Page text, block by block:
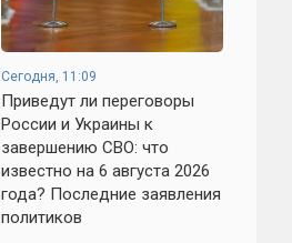
Сегодня, 11:09
Приведут ли переговоры
России и Украины к
завершению СВО: что
известно на 6 августа 2026
года? Последние заявления
политиков